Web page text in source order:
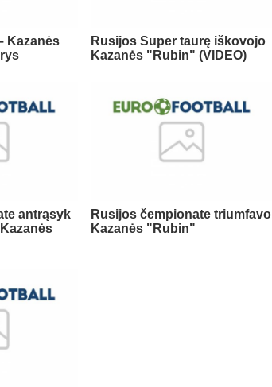
Kazanės
Rusijos Super taurę iškovojo
Kazanės "Rubin" (VIDEO)
antrąsyk
Rusijos čempionate triumfavo
Kazanės "Rubin"